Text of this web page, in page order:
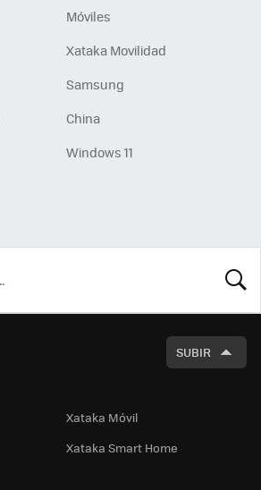
Móviles
Xataka Movilidad
Samsung
China
Windows 11
SUBIR
Xataka Móvil
Xataka Smart Home